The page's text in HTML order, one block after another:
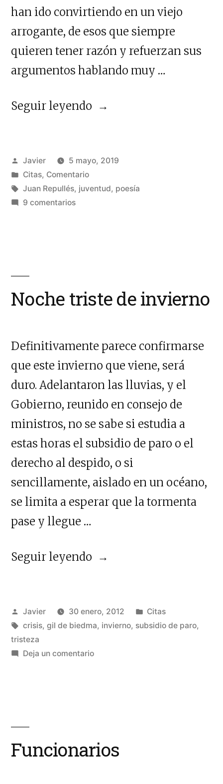
han ido convirtiendo en un viejo
arrogante, de esos que siempre
quieren tener razón y refuerzan sus
argumentos hablando muy …
Seguir leyendo «Las
la
inconsciencia»
Publicado
por
Javier
5 mayo, 2019
Publicado
en
Citas, Comentario
Etiquetas:
Juan Repullés, juventud, poesía
9 comentariosen
Noche triste de invierno
Definitivamente parece confirmarse
que este invierno que viene, será
duro. Adelantaron las lluvias, y el
Gobierno, reunido en consejo de
ministros, no se sabe si estudia a
estas horas el subsidio de paro o el
derecho al despido, o si
sencillamente, aislado en un océano,
se limita a esperar que la tormenta
pase y llegue …
Seguir leyendo «Noche
invierno»
Publicado
por
Javier 30 enero, 2012
Publicado
en
Citas
Etiquetas:
crisis, gil de biedma, invierno, subsidio de paro,
tristeza
Deja un comentarioen
Funcionarios